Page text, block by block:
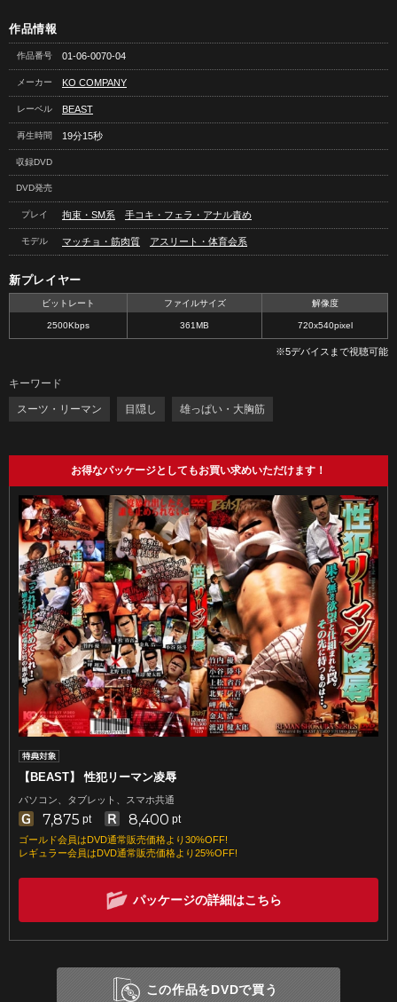
作品情報
作品番号 01-06-0070-04
メーカー KO COMPANY
レーベル BEAST
再生時間 19分15秒
収録DVD
DVD発売
プレイ 拘束・SM系 手コキ・フェラ・アナル責め
モデル マッチョ・筋肉質 アスリート・体育会系
新プレイヤー
ビットレート ファイルサイズ 解像度
2500Kbps 361MB 720x540pixel
※5デバイスまで視聴可能
キーワード
スーツ・リーマン 目隠し 雄っぱい・大胸筋
お得なパッケージとしてもお買い求めいただけます！
【BEAST】 性犯リーマン凌辱
パソコン、タブレット、スマホ共通
7,875 pt 8,400 pt
ゴールド会員はDVD通常販売価格より30%OFF!
レギュラー会員はDVD通常販売価格より25%OFF!
パッケージの詳細はこちら
この作品をDVDで買う